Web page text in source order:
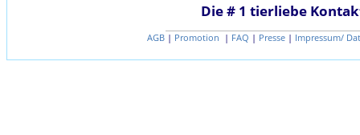
Die # 1 tierliebe
AGB | Promotion | FAQ | Presse | Impressum/